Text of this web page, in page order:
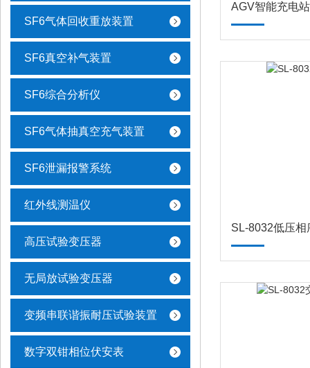
SF6气体回收重放装置
SF6真空补气装置
SF6综合分析仪
SF6气体抽真空充气装置
SF6泄漏报警系统
红外线测温仪
高压试验变压器
无局放试验变压器
变频串联谐振耐压试验装置
数字双钳相位伏安表
SL-8032低压相